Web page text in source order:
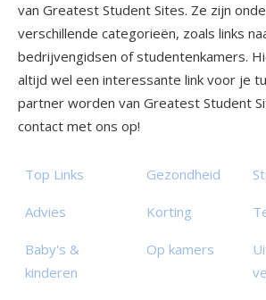
van Greatest Student Sites. Ze zijn
verschillende categorieën, zoals links
bedrijvengidsen of studentenkamers.
altijd wel een interessante link voor je
partner worden van Greatest Student
contact met ons op!
Top Links Gezondheid
Advies Korting
Baby's &
kinderen
Op kamers